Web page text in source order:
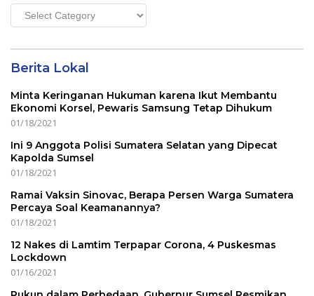
Main
Menu
Berita Lokal
Minta Keringanan Hukuman karena Ikut Membantu
Ekonomi Korsel, Pewaris Samsung Tetap Dihukum
01/18/2021
Ini 9 Anggota Polisi Sumatera Selatan yang Dipecat
Kapolda Sumsel
01/18/2021
Ramai Vaksin Sinovac, Berapa Persen Warga Sumatera
Percaya Soal Keamanannya?
01/18/2021
12 Nakes di Lamtim Terpapar Corona, 4 Puskesmas
Lockdown
01/16/2021